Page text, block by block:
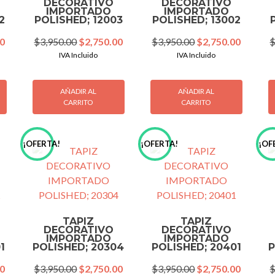
Current
$2,750.00.
DECORATIVO
IMPORTADO
POLISHED; 12003
$3,950.00Original
price
$3,950.00.
$2,750.00Current
$2,750.00.
IVA Incluido
AÑADIR AL
CARRITO
DECORATIVO
IMPORTADO
POLISHED; 13002
$3,950.00Original
price
$3,950.00.
$2,750.00Current
IVA Incluido
AÑADIR AL
CARRITO
Current
¡OFERTA!
TAPIZ
DECORATIVO
IMPORTADO
POLISHED; 20304
$3,950.00Original
$2,750.00Current
¡OFERTA!
TAPIZ
DECORATIVO
IMPORTADO
POLISHED; 20401
$3,950.00Original
$2,750.00Current